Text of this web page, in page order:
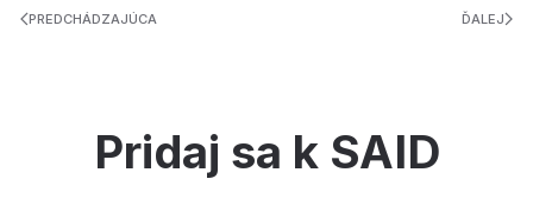
PREDCHÁDZAJÚCA ĎALEJ
Pridaj sa k SAID